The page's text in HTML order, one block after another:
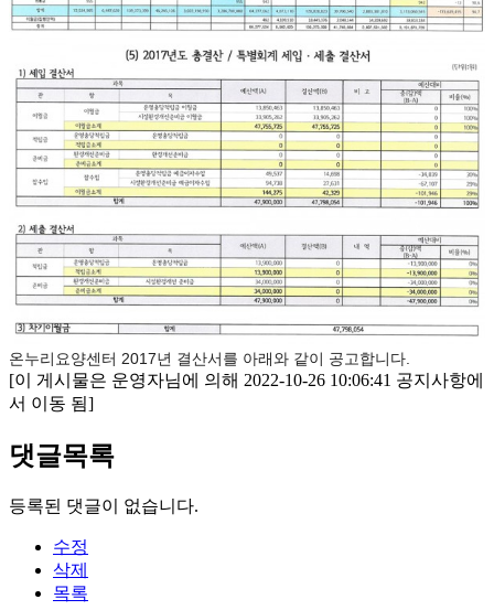
온누리요양센터 2017년 결산서를 아래와 같이 공고합니다.
[이 게시물은 운영자님에 의해 2022-10-26 10:06:41 공지사항에
서 이동 됨]
댓글목록
등록된 댓글이 없습니다.
수정
삭제
목록